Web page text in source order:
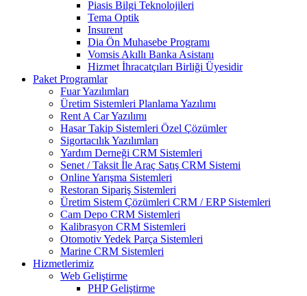
Piasis Bilgi Teknolojileri
Tema Optik
Insurent
Dia Ön Muhasebe Programı
Vomsis Akıllı Banka Asistanı
Hizmet İhracatçıları Birliği Üyesidir
Paket Programlar
Fuar Yazılımları
Üretim Sistemleri Planlama Yazılımı
Rent A Car Yazılımı
Hasar Takip Sistemleri Özel Çözümler
Sigortacılık Yazılımları
Yardım Derneği CRM Sistemleri
Senet / Taksit İle Araç Satış CRM Sistemi
Online Yarışma Sistemleri
Restoran Sipariş Sistemleri
Üretim Sistem Çözümleri CRM / ERP Sistemleri
Cam Depo CRM Sistemleri
Kalibrasyon CRM Sistemleri
Otomotiv Yedek Parça Sistemleri
Marine CRM Sistemleri
Hizmetlerimiz
Web Geliştirme
PHP Geliştirme